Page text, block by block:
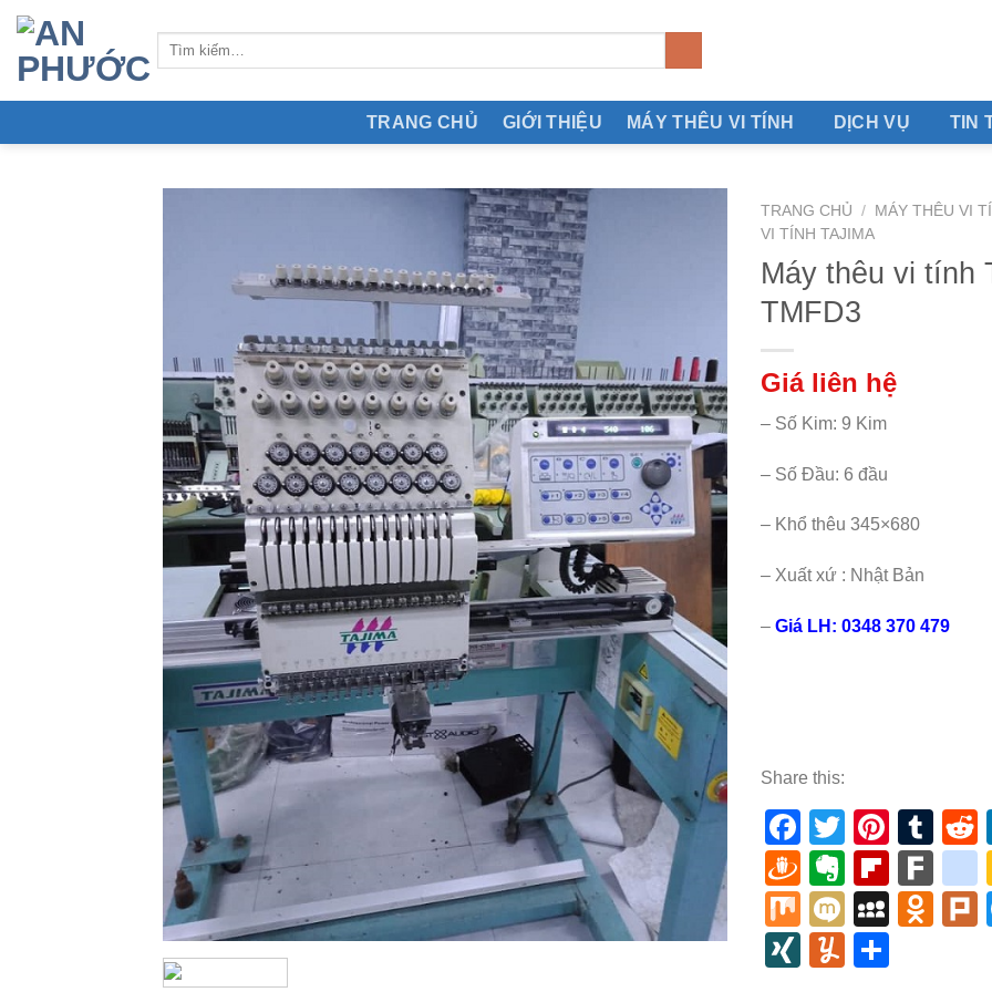
Skip
content
TRANG CHỦ GIỚI THIỆU MÁY THÊU VI TÍNH DỊCH VỤ TIN
TRANG CHỦ / MÁY THÊU VI
VI TÍNH TAJIMA
Máy thêu vi tính
TMFD3
Giá liên hệ
– Số Kim: 9 Kim
– Số Đầu: 6 đầu
– Khổ thêu 345×680
– Xuất xứ : Nhật Bản
– Giá LH: 0348 370 479
Share this:
Facebook
Twitter
Draugiem
Evernote
Mix Mixi
XINGYummly